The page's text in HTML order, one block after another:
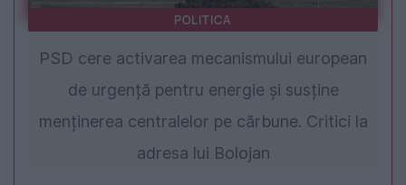
POLITICA
PSD cere activarea mecanismului european
de urgență pentru energie și susține
menținerea centralelor pe cărbune. Critici la
adresa lui Bolojan